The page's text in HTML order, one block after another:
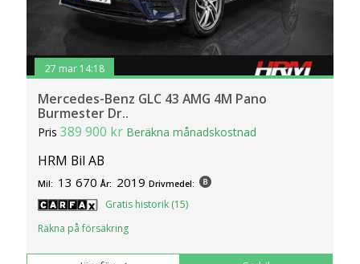
27 mar 14:18
Mercedes-Benz GLC 43 AMG 4M Pano
Burmester Dr..
Pris389 900 kr Beräkna månadskostnad
HRM Bil AB
Mil: 13 670 År: 2019 Drivmedel:
Gratis historik (15)
Räkna på försäkring